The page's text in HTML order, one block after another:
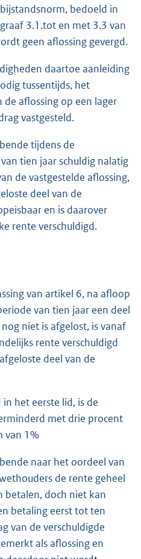
bedoeld in
3.1.tot en met 3.3 van
geen aflossing gevergd.
daartoe aanleiding
tussentijds, het
de aflossing op een lager
vastgesteld.
tijdens de
tien jaar schuldig nalatig
de vastgestelde aflossing,
deel van de
en is daarover
rente verschuldigd.
van artikel 6, na afloop
van tien jaar een deel
niet is afgelost, is vanaf
rente verschuldigd
deel van de
het eerste lid, is de
met drie procent
van 1%
naar het oordeel van
de rente geheel
betalen, doch niet kan
betaling eerst tot ten
van de verschuldigde
als aflossing en